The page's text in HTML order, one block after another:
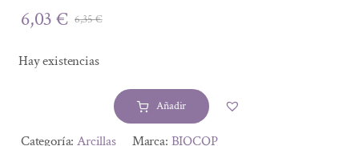
6,35€El
era:
6,35 €.
6,03€
El
es:
6,03 €.
Hay existencias
BLANCA
Añadir
Alternative:
Categoría:Arcillas Marca: BIOCOP